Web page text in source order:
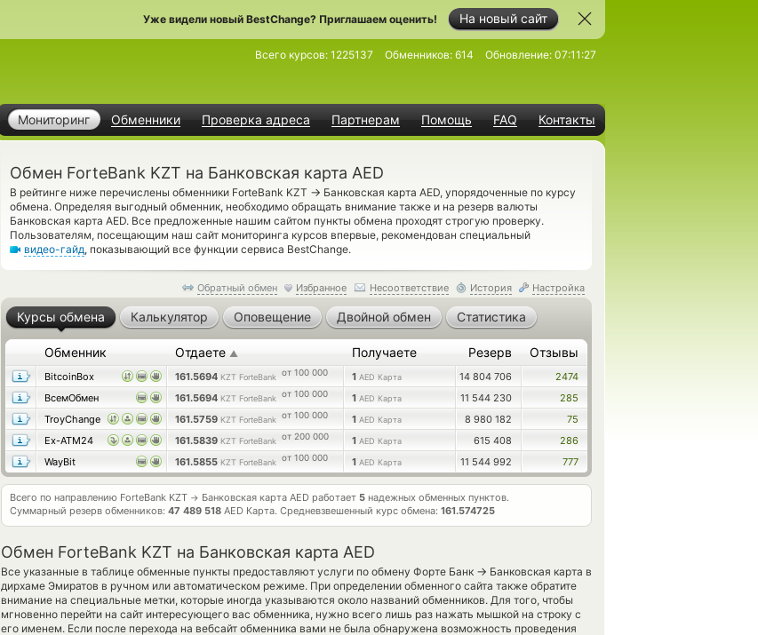
На новый сайт
Уже видели новый BestChange? Приглашаем оценить!
Мониторинг Обменники Проверка адреса Партнерам Помощь FAQ Контакты
Всего курсов: 1225137 Обменников: 614 Обновление: 07:11:27
Обмен ForteBank KZT на Банковская карта AED
В рейтинге ниже перечислены обменники ForteBank KZT → Банковская карта AED, упорядоченные по курсу
обмена. Определяя выгодный обменник, необходимо обращать внимание также и на резерв валюты
Банковская карта AED. Все предложенные нашим сайтом пункты обмена проходят строгую проверку.
Пользователям, посещающим наш сайт мониторинга курсов впервые, рекомендован специальный
видео-гайд, показывающий все функции сервиса BestChange.
Обратный обмен Избранное Несоответствие История Настройка
Курсы обмена Калькулятор Оповещение Двойной обмен Статистика
Обменник Отдаете ▲ Получаете Резерв Отзывы
BitcoinBox 161.5694 KZT ForteBank от 100 000 1 AED Карта 14 804 706
2474
ВсемОбмен
161.5694 KZT ForteBank от 100 000 1 AED Карта 11 544 230
285
TroyChange
161.5759 KZT ForteBank от 100 000 1 AED Карта 8 980 182
75
Ex-ATM24
161.5839 KZT ForteBank от 200 000 1 AED Карта 615 408
286
WayBit
161.5855 KZT ForteBank от 100 000 1 AED Карта 11 544 992 777
Всего по направлению ForteBank KZT → Банковская карта AED работает 5 надежных обменных пунктов.
Суммарный резерв обменников: 47 489 518 AED Карта. Средневзвешенный курс обмена: 161.574725
Обмен ForteBank KZT на Банковская карта AED
Все указанные в таблице обменные пункты предоставляют услуги по обмену Форте Банк → Банковская карта в
дирхаме Эмиратов в ручном или автоматическом режиме. При определении обменного сайта также обратите
внимание на специальные метки, которые иногда указываются около названий обменников. Для того, чтобы
мгновенно перейти на сайт интересующего вас обменника, нужно всего лишь раз нажать мышкой на строку с
его именем. Если после перехода на вебсайт обменника вами не была обнаружена возможность проведения